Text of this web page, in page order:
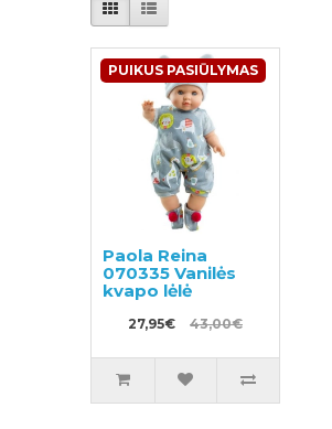
PUIKUS PASIŪLYMAS
Paola Reina
070335 Vanilės
kvapo lėlė
27,95€ 43,00€